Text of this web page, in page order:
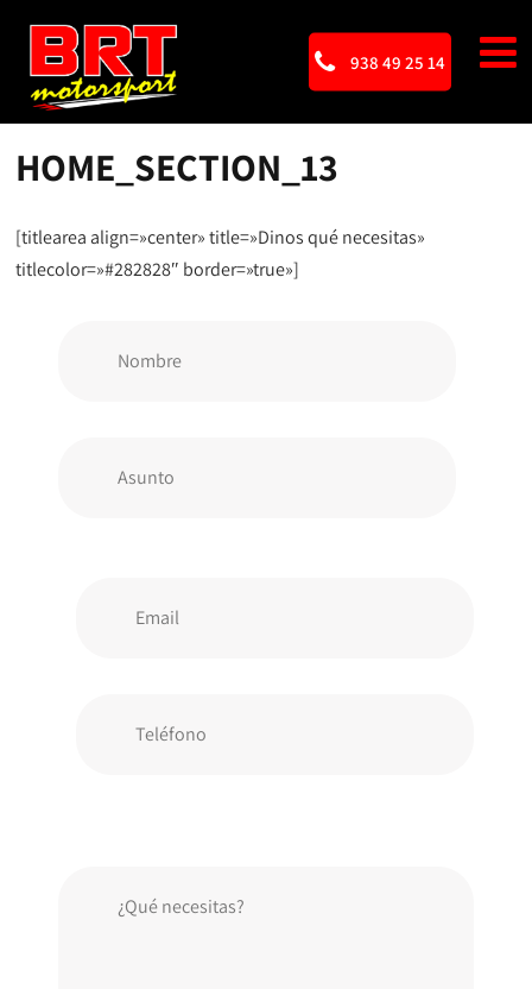
938 49 25 14
HOME_SECTION_13
[titlearea align=»center» title=»Dinos qué necesitas»
titlecolor=»#282828″ border=»true»]